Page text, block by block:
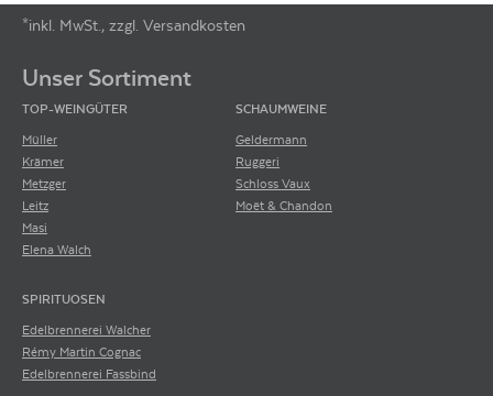
*inkl. MwSt., zzgl. Versandkosten
Unser Sortiment
TOP-WEINGÜTER
Müller
Krämer
Metzger
Leitz
Masi
Elena Walch
SCHAUMWEINE
Geldermann
Ruggeri
Schloss Vaux
Moët & Chandon
SPIRITUOSEN
Edelbrennerei Walcher
Rémy Martin Cognac
Edelbrennerei Fassbind